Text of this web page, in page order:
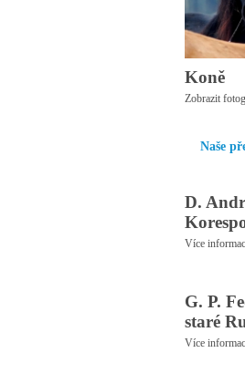
Koně
Zobrazit
Naše
D.
Více
G. P.
staré
Více